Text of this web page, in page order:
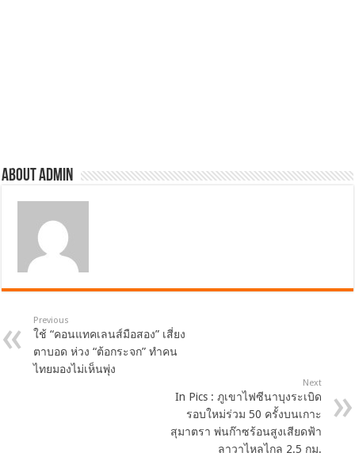
About admin
Previous
ใช้ “คอนแทคเลนส์มือสอง” เสี่ยง
ตาบอด ห่วง “ต้อกระจก” ทำคน
ไทยมองไม่เห็นพุ่ง
Next
In Pics : ภูเขาไฟซีนาบุงระเบิด
รอบใหม่ร่วม 50 ครั้งบนเกาะ
สุมาตรา พ่นก๊าซร้อนสูงเสียดฟ้า
ลาวาไหลไกล 2.5 กม.